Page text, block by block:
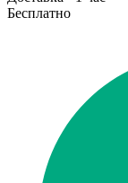
Бесплатно